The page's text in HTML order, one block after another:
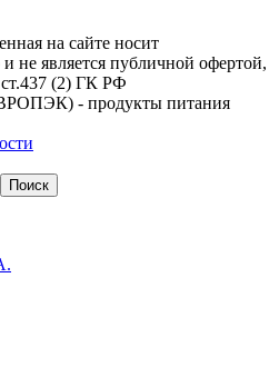
на сайте носит
не является публичной офертой,
(2) ГК РФ
- продукты питания
Поиск